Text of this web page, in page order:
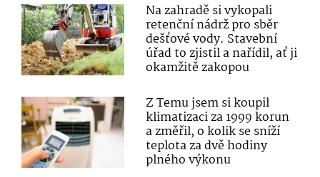
Na zahradě si vykopali
retenční nádrž pro sběr
dešťové vody. Stavební
úřad to zjistil a nařídil, ať ji
okamžitě zakopou
Z Temu jsem si koupil
klimatizaci za 1999 korun
a změřil, o kolik se sníží
teplota za dvě hodiny
plného výkonu